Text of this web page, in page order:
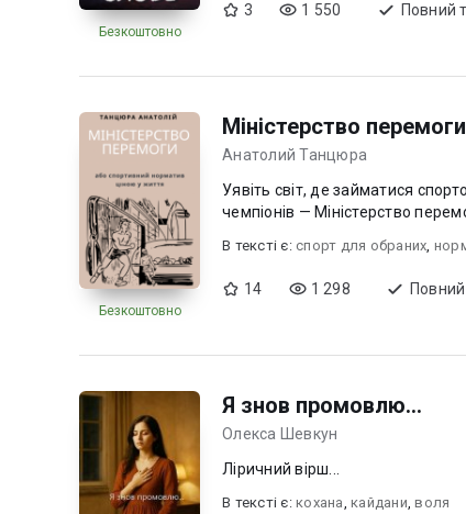
Безкоштовно
3 1 550 Повний
Безкоштовно
Міністерство перемоги
Анатолий Танцюра
Уявіть світ, де займатися
чемпіонів — Міністерство
В текcті є: спорт для обраних,
14 1 298
Я знов промовлю...
Олекса Шевкун
Ліричний вірш...
В текcті є: кохана, кайдани,воля